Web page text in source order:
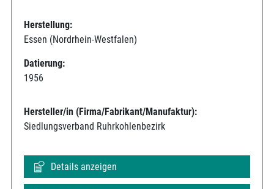
Herstellung:
Essen (Nordrhein-Westfalen)
Datierung:
1956
Hersteller/in (Firma/Fabrikant/Manufaktur):
Siedlungsverband Ruhrkohlenbezirk
Details anzeigen